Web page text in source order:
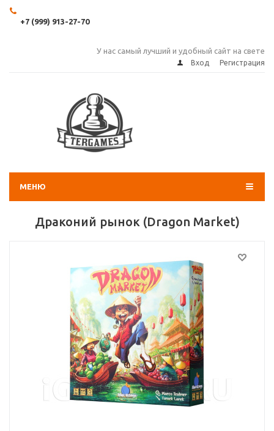
+7 (999) 913-27-70
У нас самый лучший и удобный сайт на свете
Вход Регистрация
МЕНЮ
Драконий рынок (Dragon Market)